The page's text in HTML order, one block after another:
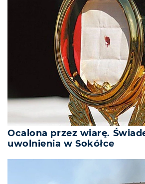
Ocalona przez wiarę.
uwolnienia w Sokółce